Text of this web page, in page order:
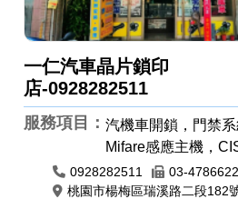
一仁汽車晶片鎖印
店-0928282511
服務項目：汽機車開鎖，門禁
Mifare感應主機，
種門鎖，感應卡感
電磁鎖，防盜警報
0928282511
03-4786622
桃園市楊梅區瑞溪路二段182